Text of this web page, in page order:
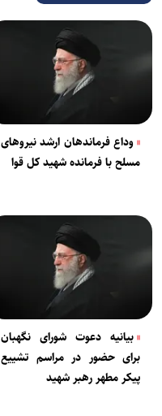
وداع فرماندهان ارشد نیرو‌های
مسلح با فرمانده شهید کل قوا
بیانیه دعوت شورای نگهبان
برای حضور در مراسم تشییع
پیکر مطهر رهبر شهید